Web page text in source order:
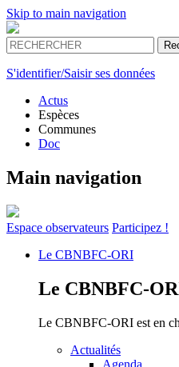
Skip to main navigation
S'identifier/Saisir ses données
Actus
Espèces
Communes
Doc
Main navigation
Espace observateurs Participez !
Le CBNBFC-ORI
Le CBNBFC-
Le CBNBFC-ORI est en
Actualités
Agenda